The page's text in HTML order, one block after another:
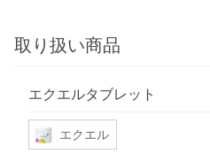
取り扱い商品
エクエルタブレット
エクエル